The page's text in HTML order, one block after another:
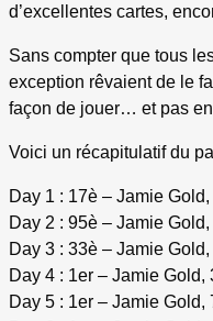
d’excellentes cartes,
Sans compter que tous
exception rêvaient de le
façon de jouer… et pas
Voici un récapitulatif du
Day 1 : 17è – Jamie
Day 2 : 95è – Jamie
Day 3 : 33è – Jamie
Day 4 : 1er – Jamie Gold,
Day 5 : 1er – Jamie Gold,